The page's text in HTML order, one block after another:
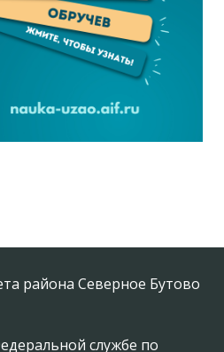
района Северное Бутово
службе по